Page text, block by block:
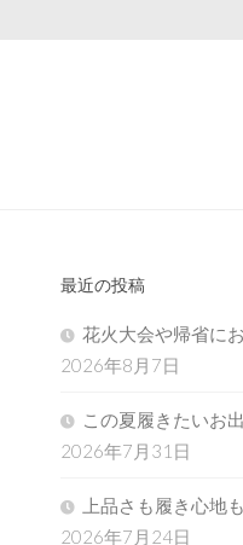
最近の投稿
花火大会や帰省に
2026年8月7日
この夏履きたいお
2026年7月31日
上品さも履き心地
2026年7月24日